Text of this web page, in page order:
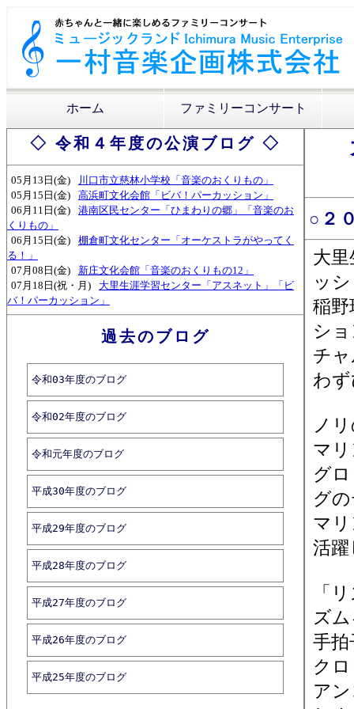
ホーム ファミリーコンサート
◇ 令和４年度の公演ブログ ◇
05月13日(金)
川口市立慈林小学校「音楽のおくりもの」
05月15日(金)
高浜町文化会館「ビバ！パーカッション」
06月11日(金)
港南区民センター「ひまわりの郷」「音楽のお
くりもの」
06月15日(金)
棚倉町文化センター「オーケストラがやってく
る！」
07月08日(金)
新庄文化会館「音楽のおくりもの12」
07月18日(祝・月)
大里生涯学習センター「アスネット」「ビ
バ！パーカッション」
過去のブログ
令和03年度のブログ
令和02年度のブログ
令和元年度のブログ
平成30年度のブログ
平成29年度のブログ
平成28年度のブログ
平成27年度のブログ
平成26年度のブログ
平成25年度のブログ
○２
大
ッ
稲
シ
チ
わ
ノ
マ
グ
グ
マ
活
「
ズ
手
ク
ア